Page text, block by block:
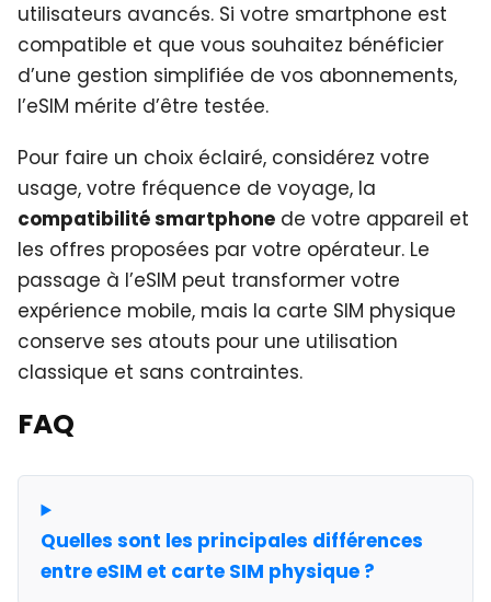
utilisateurs avancés. Si votre smartphone est
compatible et que vous souhaitez bénéficier
d’une gestion simplifiée de vos abonnements,
l’eSIM mérite d’être testée.
Pour faire un choix éclairé, considérez votre
usage, votre fréquence de voyage, la
compatibilité smartphone de votre appareil et
les offres proposées par votre opérateur. Le
passage à l’eSIM peut transformer votre
expérience mobile, mais la carte SIM physique
conserve ses atouts pour une utilisation
classique et sans contraintes.
FAQ
Quelles sont les principales différences
entre eSIM et carte SIM physique ?